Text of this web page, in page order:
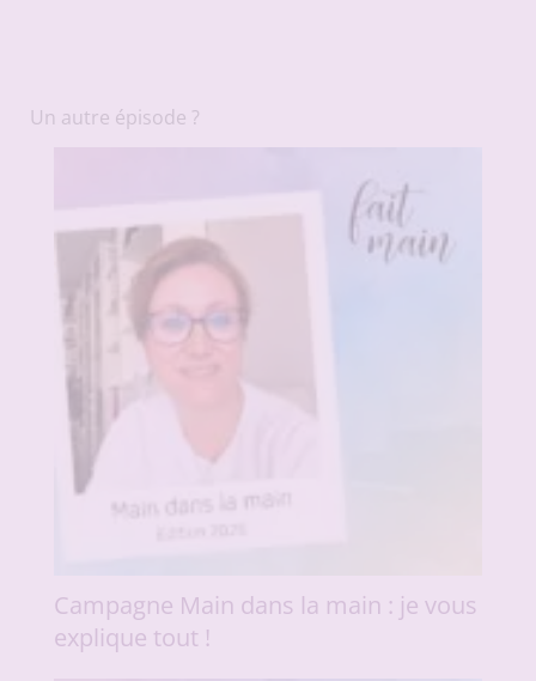
Un autre épisode ?
Campagne Main dans la main : je vous
explique tout !